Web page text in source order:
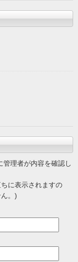
管理者が内容を確認し
に表示されますの
。)